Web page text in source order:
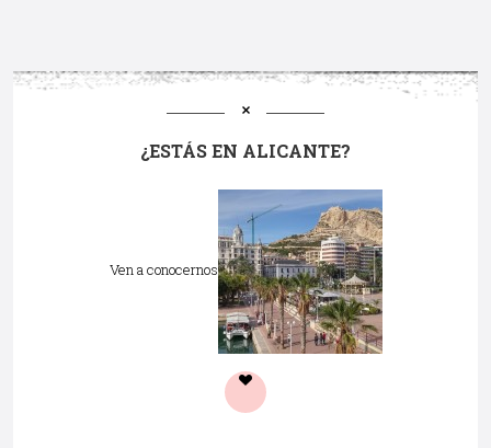
¿ESTÁS EN ALICANTE?
Ven a conocernos